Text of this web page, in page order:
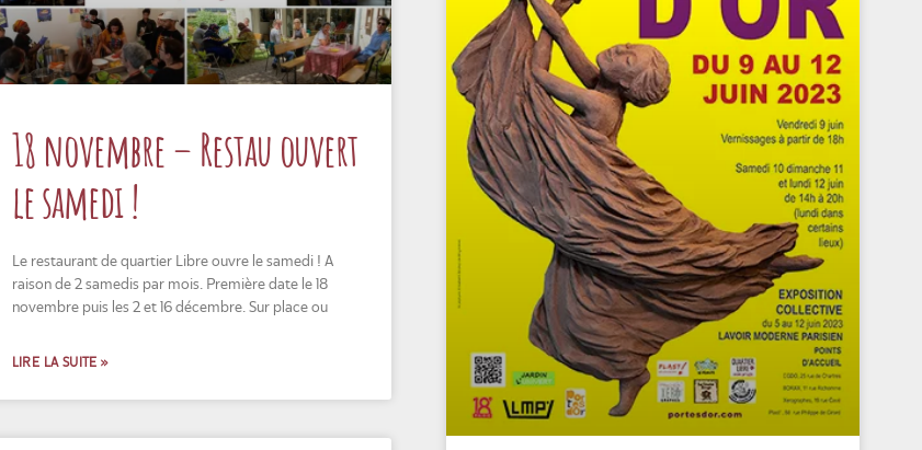
18 novembre – Restau ouvert
le samedi !
Le restaurant de quartier Libre ouvre le samedi ! A
raison de 2 samedis par mois. Première date le 18
novembre puis les 2 et 16 décembre. Sur place ou
LIRE LA SUITE »